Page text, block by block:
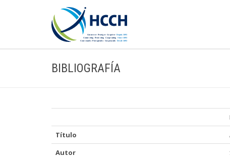
BIBLIOGRAFÍA
Título
Autor